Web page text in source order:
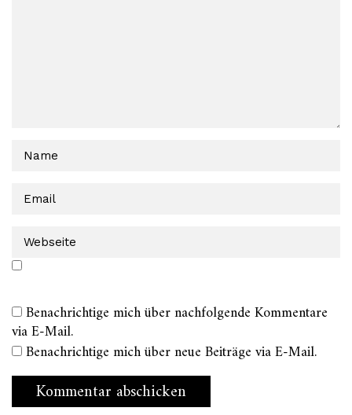
Benachrichtige mich über nachfolgende Kommentare
via E-Mail.
Benachrichtige mich über neue Beiträge via E-Mail.